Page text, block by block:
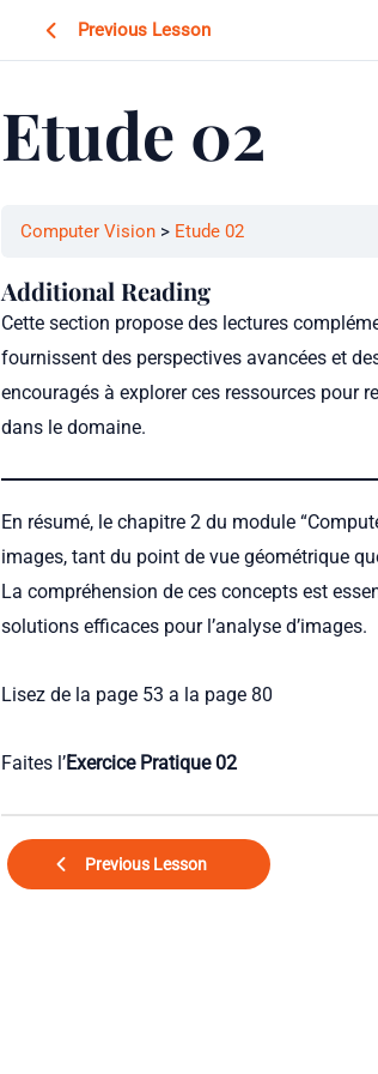
Previous Lesson
Etude 02
Computer Vision Etude 02
Additional Reading
Cette section propose des lectures
fournissent des perspectives avancées et
encouragés à explorer ces ressources pour
dans le domaine.
En résumé, le chapitre 2 du module
images, tant du point de vue géométrique
La compréhension de ces concepts est
solutions efficaces pour l’analyse d’images.
Lisez de la page 53 a la page 80
Faites l’Exercice Pratique 02
Previous Lesson